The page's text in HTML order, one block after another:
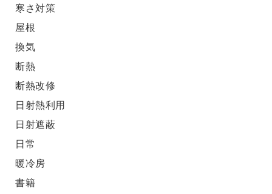
寒さ対策
屋根
換気
断熱
断熱改修
日射熱利用
日射遮蔽
日常
暖冷房
書籍